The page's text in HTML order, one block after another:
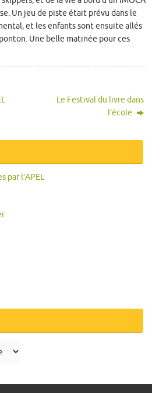
Un jeu de piste était prévu dans le
et les enfants sont ensuite allés
Une belle matinée pour ces
Le Festival du livre dans
l’école
par l’APEL